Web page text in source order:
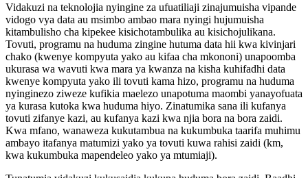
Vidakuzi na teknolojia nyingine za ufuatiliaji zinajumuisha vipande
vidogo vya data au msimbo ambao mara nyingi hujumuisha
kitambulisho cha kipekee kisichotambulika au kisichojulikana.
Tovuti, programu na huduma zingine hutuma data hii kwa kivinjari
chako (kwenye kompyuta yako au kifaa cha mkononi) unapoomba
ukurasa wa wavuti kwa mara ya kwanza na kisha kuhifadhi data
kwenye kompyuta yako ili tovuti kama hizo, programu na huduma
nyinginezo ziweze kufikia maelezo unapotuma maombi yanayofuata
ya kurasa kutoka kwa huduma hiyo. Zinatumika sana ili kufanya
tovuti zifanye kazi, au kufanya kazi kwa njia bora na bora zaidi.
Kwa mfano, wanaweza kukutambua na kukumbuka taarifa muhimu
ambayo itafanya matumizi yako ya tovuti kuwa rahisi zaidi (km,
kwa kukumbuka mapendeleo yako ya mtumiaji).